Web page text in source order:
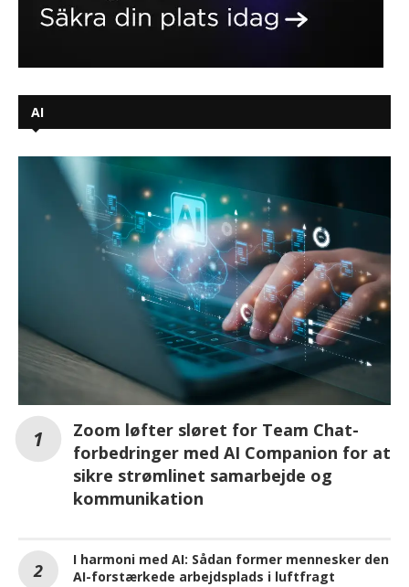
AI
Zoom løfter sløret for Team Chat-
forbedringer med AI Companion for at
sikre strømlinet samarbejde og
kommunikation
I harmoni med AI: Sådan former mennesker den
AI-forstærkede arbejdsplads i luftfragt